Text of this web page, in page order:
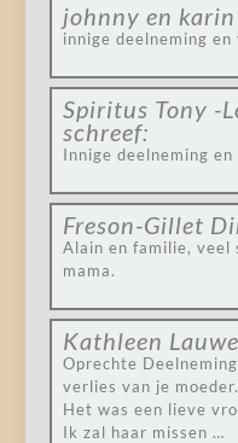
johnny en karin
innige deelneming
Spiritus Tony -
schreef:
Innige deelneming
Freson-Gillet
Alain en familie,
mama.
Kathleen
Oprechte
verlies van je moeder.
Het was een lieve
Ik zal haar missen …